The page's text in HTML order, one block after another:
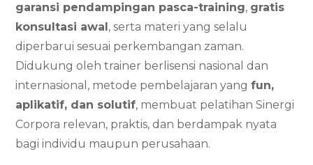
garansi pendampingan pasca-training, gratis
konsultasi awal , serta materi yang selalu
diperbarui sesuai perkembangan zaman.
Didukung oleh trainer berlisensi nasional dan
internasional, metode pembelajaran yangfun,
aplikatif, dan solutif, membuat pelatihan Sinergi
Corpora relevan, praktis, dan berdampak nyata
bagi individu maupun perusahaan.